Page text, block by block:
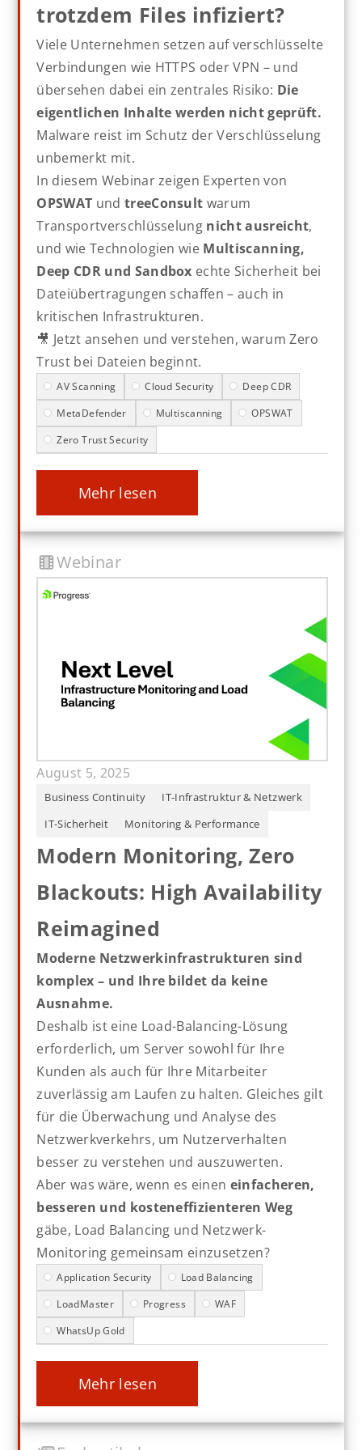
IT Infrastructure Management
IT-Infrastruktur & Netzwerk
IT-Sicherheit
Monitoring & Performance
Secure File Exchange & Automation
treeConsult
WAN Infrastructure & Cloud Connectivity
Zero Trust Security
Formate
Fachartikel Webinar
trotzdem Files infiziert?
Viele Unternehmen setzen auf verschlüsselte
Verbindungen wie HTTPS oder VPN – und
übersehen dabei ein zentrales Risiko: Die
eigentlichen Inhalte werden nicht geprüft.
Malware reist im Schutz der Verschlüsselung
unbemerkt mit.
In diesem Webinar zeigen Experten von
OPSWAT und treeConsult warum
Transportverschlüsselung nicht ausreicht,
und wie Technologien wie Multiscanning,
Deep CDR und Sandbox echte Sicherheit bei
Dateiübertragungen schaffen – auch in
kritischen Infrastrukturen.
🎥 Jetzt ansehen und verstehen, warum Zero
Trust bei Dateien beginnt.
AV Scanning Cloud Security
Deep CDR
MetaDefender
Multiscanning
OPSWAT
Zero Trust Security
mehr lesen
Webinar
August 5, 2025
Business Continuity
IT-Infrastruktur & Netzwerk
IT-Sicherheit
Monitoring & Performance
Modern Monitoring, Zero
Blackouts: High Availability
Reimagined
Moderne Netzwerkinfrastrukturen sind
komplex – und Ihre bildet da keine
Ausnahme.
Deshalb ist eine Load-Balancing-Lösung
erforderlich, um Server sowohl für Ihre
Kunden als auch für Ihre Mitarbeiter
zuverlässig am Laufen zu halten. Gleiches gilt
für die Überwachung und Analyse des
Netzwerkverkehrs, um Nutzerverhalten
besser zu verstehen und auszuwerten.
Aber was wäre, wenn es einen einfacheren,
besseren und kosteneffizienteren Weg
gäbe, Load Balancing und Netzwerk-
Monitoring gemeinsam einzusetzen?
Application Security
Load Balancing
LoadMaster
Progress
WAF
WhatsUp Gold
mehr lesen